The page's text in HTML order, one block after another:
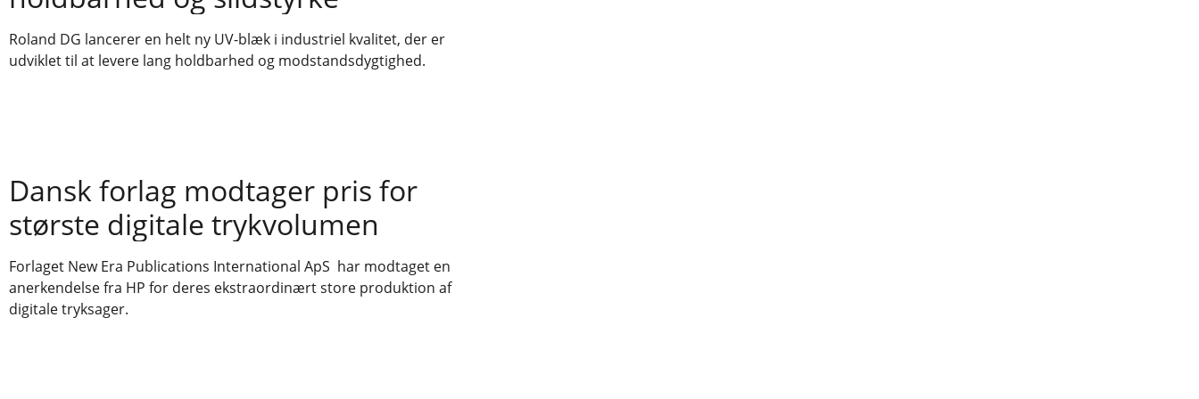
Roland DG lancerer en helt ny UV-blæk i industriel kvalitet, der er
udviklet til at levere lang holdbarhed og modstandsdygtighed.
Dansk forlag modtager pris for
største digitale trykvolumen
Forlaget New Era Publications International ApS har modtaget en
anerkendelse fra HP for deres ekstraordinært store produktion af
digitale tryksager.